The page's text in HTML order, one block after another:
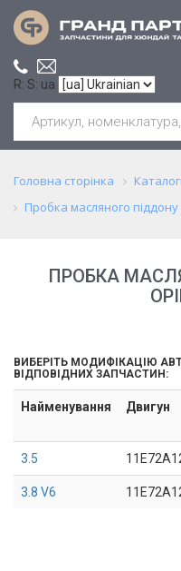
R: S: ua
Головна сторінка
Пробка масляного піддону
ПРОБКА
ВИБЕРІТЬ МОДИФІКАЦІЮ
ВІДПОВІДНИХ ЗАПЧАСТИН:
Найменування Двигун
3.5
3.8 V6